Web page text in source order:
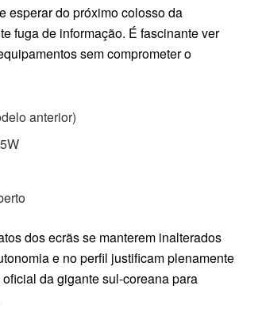
esperar do próximo colosso da
fuga de informação. É fascinante ver
sem comprometer o
anterior)
dos ecrãs se manterem inalterados
e no perfil justificam plenamente
da gigante sul-coreana para